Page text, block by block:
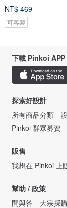
NT$ 469
可客製
下載 Pinkoi APP
探索好設計
所有商品分類
Pinkoi 群眾募資
販售
我想在 Pinkoi 上
幫助 / 政策
問與答
大宗採